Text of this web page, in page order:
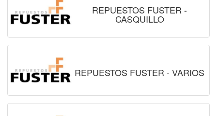
REPUESTOS FUSTER -
CASQUILLO
REPUESTOS FUSTER - VARIOS